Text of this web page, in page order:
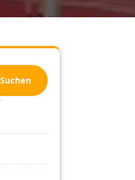
Suchen